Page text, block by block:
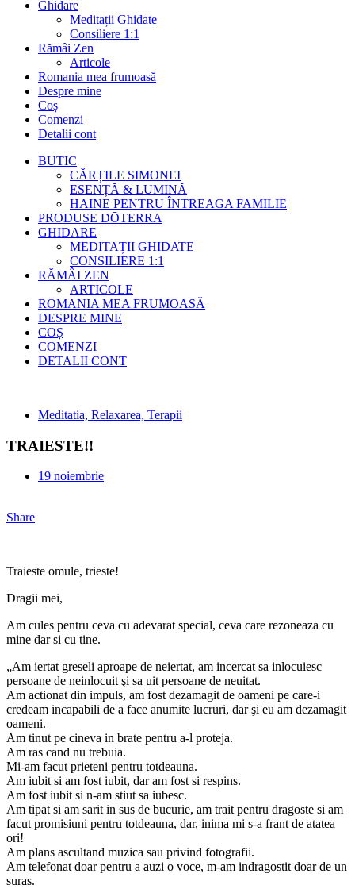
Ghidare
Meditații Ghidate
Consiliere 1:1
Rămâi Zen
Articole
Romania mea frumoasă
Despre mine
Coș
Comenzi
Detalii cont
BUTIC
CĂRȚILE SIMONEI
ESENȚĂ & LUMINĂ
HAINE PENTRU ÎNTREAGA FAMILIE
PRODUSE DŌTERRA
GHIDARE
MEDITAȚII GHIDATE
CONSILIERE 1:1
RĂMÂI ZEN
ARTICOLE
ROMANIA MEA FRUMOASĂ
DESPRE MINE
COȘ
COMENZI
DETALII CONT
Meditatia, Relaxarea, Terapii
TRAIESTE!!
19 noiembrie
Share
Traieste omule, trieste!
Dragii mei,
Am cules pentru ceva cu adevarat special, ceva care rezoneaza cu
mine dar si cu tine.
„Am iertat greseli aproape de neiertat, am incercat sa inlocuiesc
persoane de neinlocuit şi sa uit persoane de neuitat.
Am actionat din impuls, am fost dezamagit de oameni pe care-i
credeam incapabili de a face anumite lucruri, dar şi eu am dezamagit
oameni.
Am tinut pe cineva in brate pentru a-l proteja.
Am ras cand nu trebuia.
Mi-am facut prieteni pentru totdeauna.
Am iubit si am fost iubit, dar am fost si respins.
Am fost iubit si n-am stiut sa iubesc.
Am tipat si am sarit in sus de bucurie, am trait pentru dragoste si am
facut promisiuni pentru totdeauna, dar, inima mi s-a frant de atatea
ori!
Am plans ascultand muzica sau privind fotografii.
Am telefonat doar pentru a auzi o voce, m-am indragostit doar de un
suras.